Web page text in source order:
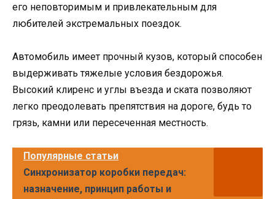
его неповторимым и привлекательным для
любителей экстремальных поездок.
Автомобиль имеет прочный кузов, который способен
выдерживать тяжелые условия бездорожья.
Высокий клиренс и углы въезда и ската позволяют
легко преодолевать препятствия на дороге, будь то
грязь, камни или пересеченная местность.
Популярные статьи
Синхронизатор коробки передач:
назначение, принцип работы и